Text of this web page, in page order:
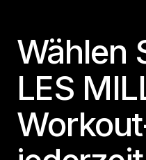
Wählen
LES